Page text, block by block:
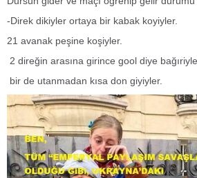
-Direk dikiyler ortaya bir kabak koyiyler.
21 avanak peşine koşiyler.
2 direğin arasına girince gool diye
bir de utanmadan kısa don giyiyler.